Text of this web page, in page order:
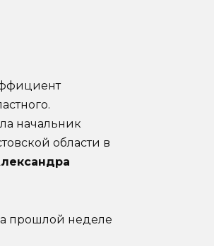
начальник
области в
прошлой неделе